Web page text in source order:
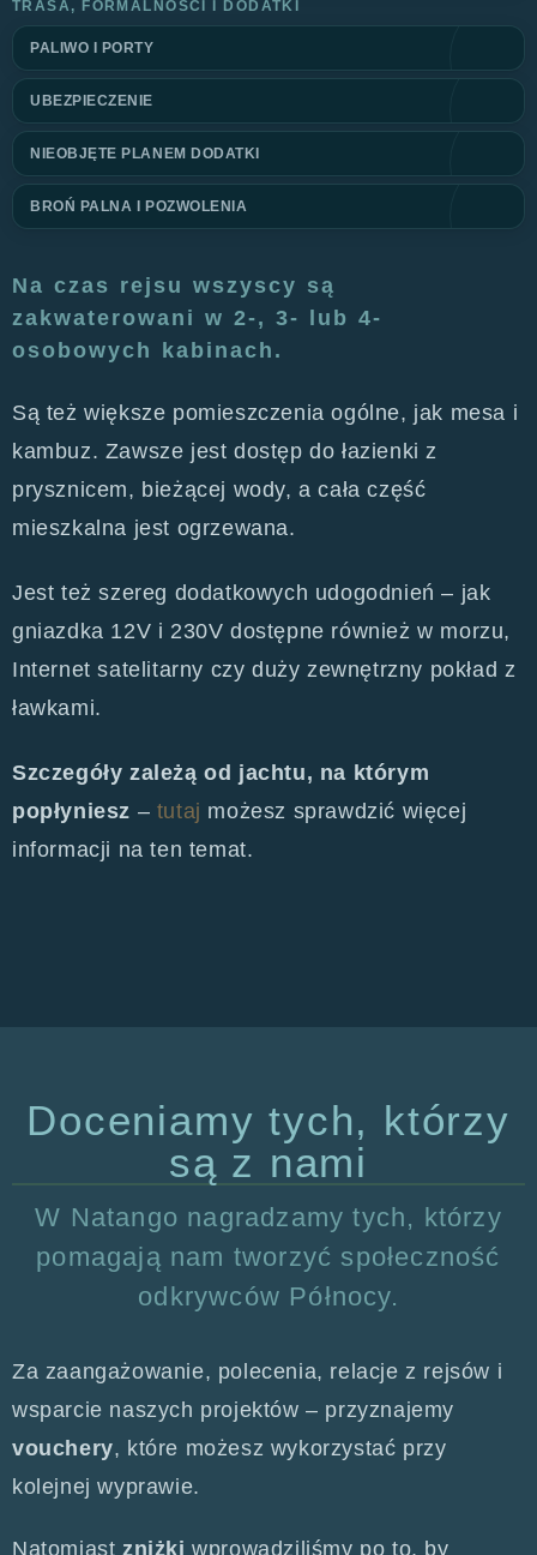
TRASA, FORMALNOŚCI I DODATKI
PALIWO I PORTY
UBEZPIECZENIE
NIEOBJĘTE PLANEM DODATKI
BROŃ PALNA I POZWOLENIA
Na czas rejsu wszyscy są
zakwaterowani w 2-, 3- lub 4-
osobowych kabinach.
Są też większe pomieszczenia ogólne, jak mesa i
kambuz. Zawsze jest dostęp do łazienki z
prysznicem, bieżącej wody, a cała część
mieszkalna jest ogrzewana.
Jest też szereg dodatkowych udogodnień – jak
gniazdka 12V i 230V dostępne również w morzu,
Internet satelitarny czy duży zewnętrzny pokład z
ławkami.
Szczegóły zależą od jachtu, na którym
popłyniesz – tutaj możesz sprawdzić więcej
informacji na ten temat.
Doceniamy tych, którzy
są z nami
W Natango nagradzamy tych, którzy
pomagają nam tworzyć społeczność
odkrywców Północy.
Za zaangażowanie, polecenia, relacje z rejsów i
wsparcie naszych projektów – przyznajemy
vouchery, które możesz wykorzystać przy
kolejnej wyprawie.
Natomiast zniżki wprowadziliśmy po to, by